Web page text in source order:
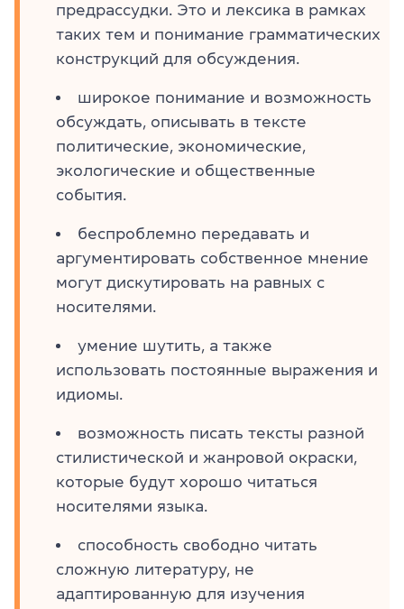
предрассудки. Это и лексика в рамках
таких тем и понимание грамматических
конструкций для обсуждения.
широкое понимание и возможность
обсуждать, описывать в тексте
политические, экономические,
экологические и общественные
события.
беспроблемно передавать и
аргументировать собственное мнение
могут дискутировать на равных с
носителями.
умение шутить, а также
использовать постоянные выражения и
идиомы.
возможность писать тексты разной
стилистической и жанровой окраски,
которые будут хорошо читаться
носителями языка.
способность свободно читать
сложную литературу, не
адаптированную для изучения